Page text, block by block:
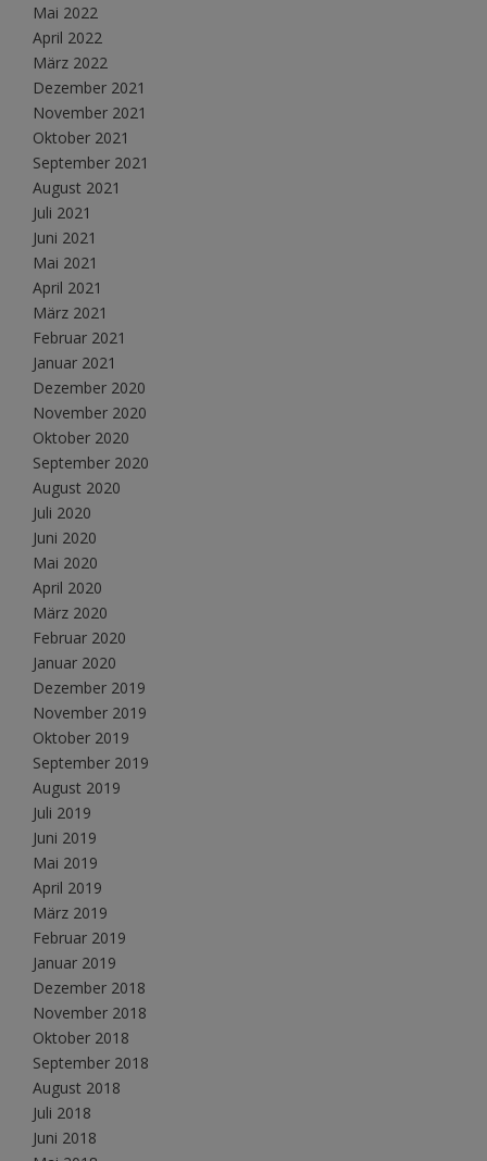
Mai 2022
April 2022
März 2022
Dezember 2021
November 2021
Oktober 2021
September 2021
August 2021
Juli 2021
Juni 2021
Mai 2021
April 2021
März 2021
Februar 2021
Januar 2021
Dezember 2020
November 2020
Oktober 2020
September 2020
August 2020
Juli 2020
Juni 2020
Mai 2020
April 2020
März 2020
Februar 2020
Januar 2020
Dezember 2019
November 2019
Oktober 2019
September 2019
August 2019
Juli 2019
Juni 2019
Mai 2019
April 2019
März 2019
Februar 2019
Januar 2019
Dezember 2018
November 2018
Oktober 2018
September 2018
August 2018
Juli 2018
Juni 2018